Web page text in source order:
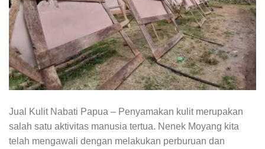
Jual Kulit Nabati Papua – Penyamakan kulit merupakan
salah satu aktivitas manusia tertua. Nenek Moyang kita
telah mengawali dengan melakukan perburuan dan